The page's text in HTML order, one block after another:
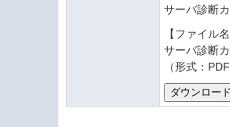
サーバ診断
【ファイル
サーバ診断
（形式：